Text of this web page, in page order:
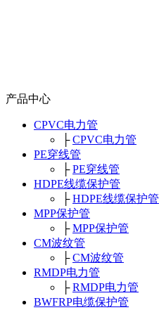
产品中心
CPVC电力管
├CPVC电力管
PE穿线管
├PE穿线管
HDPE线缆保护管
├HDPE线缆保护管
MPP保护管
├MPP保护管
CM波纹管
├CM波纹管
RMDP电力管
├RMDP电力管
BWFRP电缆保护管